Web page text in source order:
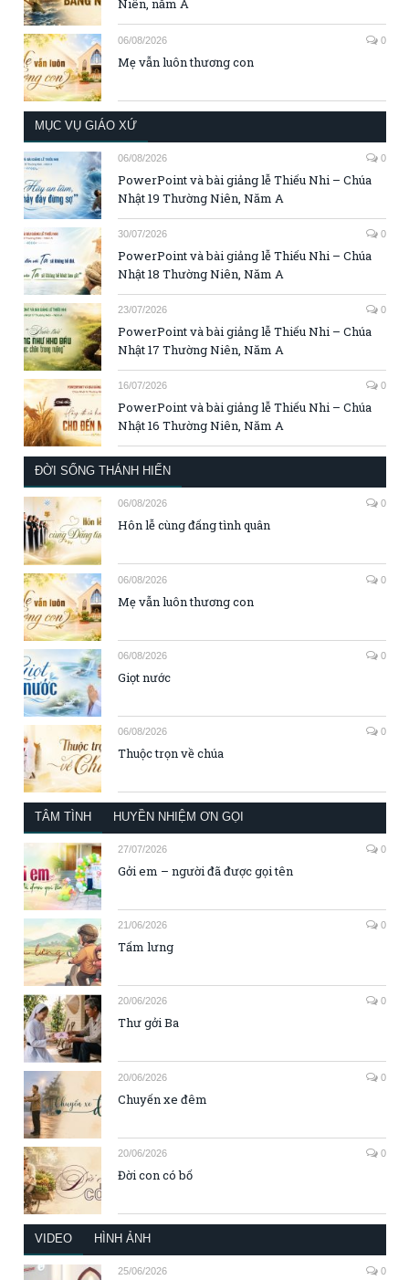
Niên, năm A
06/08/2026 0
Mẹ vẫn luôn thương con
MỤC VỤ GIÁO XỨ
06/08/2026 0
PowerPoint và bài giảng lễ Thiếu Nhi – Chúa
Nhật 19 Thường Niên, Năm A
30/07/2026 0
PowerPoint và bài giảng lễ Thiếu Nhi – Chúa
Nhật 18 Thường Niên, Năm A
23/07/2026 0
PowerPoint và bài giảng lễ Thiếu Nhi – Chúa
Nhật 17 Thường Niên, Năm A
16/07/2026 0
PowerPoint và bài giảng lễ Thiếu Nhi – Chúa
Nhật 16 Thường Niên, Năm A
ĐỜI SỐNG THÁNH HIẾN
06/08/2026 0
Hôn lễ cùng đấng tình quân
06/08/2026 0
Mẹ vẫn luôn thương con
06/08/2026 0
Giọt nước
06/08/2026 0
Thuộc trọn về chúa
TÂM TÌNH HUYỀN NHIỆM ƠN GỌI
27/07/2026 0
Gởi em – người đã được gọi tên
21/06/2026 0
Tấm lưng
20/06/2026 0
Thư gởi Ba
20/06/2026 0
Chuyến xe đêm
20/06/2026 0
Đời con có bố
VIDEO HÌNH ẢNH
25/06/2026 0